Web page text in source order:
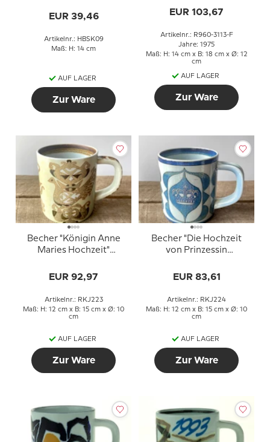
EUR 39,46
Artikelnr.: HBSK09
Maß: H: 14 cm
AUF LAGER
Zur Ware
EUR 103,67
Artikelnr.: R960-3113-F
Jahre: 1975
Maß: H: 14 cm x B: 18 cm x Ø: 12
cm
AUF LAGER
Zur Ware
Becher "Königin Anne
Maries Hochzeit"
Copenhagen NR. 703-
EUR 92,97
Artikelnr.: RKJ223
Maß: H: 12 cm x B: 15 cm x Ø: 10
cm
AUF LAGER
Zur Ware
Becher "Die Hochzeit
von Prinzessin
EUR 83,61
Artikelnr.: RKJ224
Maß: H: 12 cm x B: 15 cm x Ø: 10
cm
AUF LAGER
Zur Ware